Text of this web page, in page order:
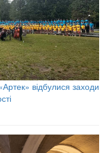
відбулися заходи